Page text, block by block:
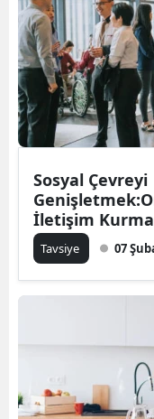
Sosyal Çevreyi
İletişim
Tavsiye 07